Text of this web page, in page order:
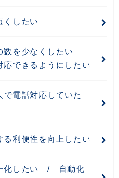
くしたい
数を少なくしたい
応できるようにしたい
電話対応していた
る利便性を向上したい
化したい / 自動化